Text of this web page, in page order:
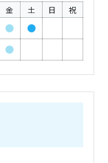
金 土 日 祝
●
●
●